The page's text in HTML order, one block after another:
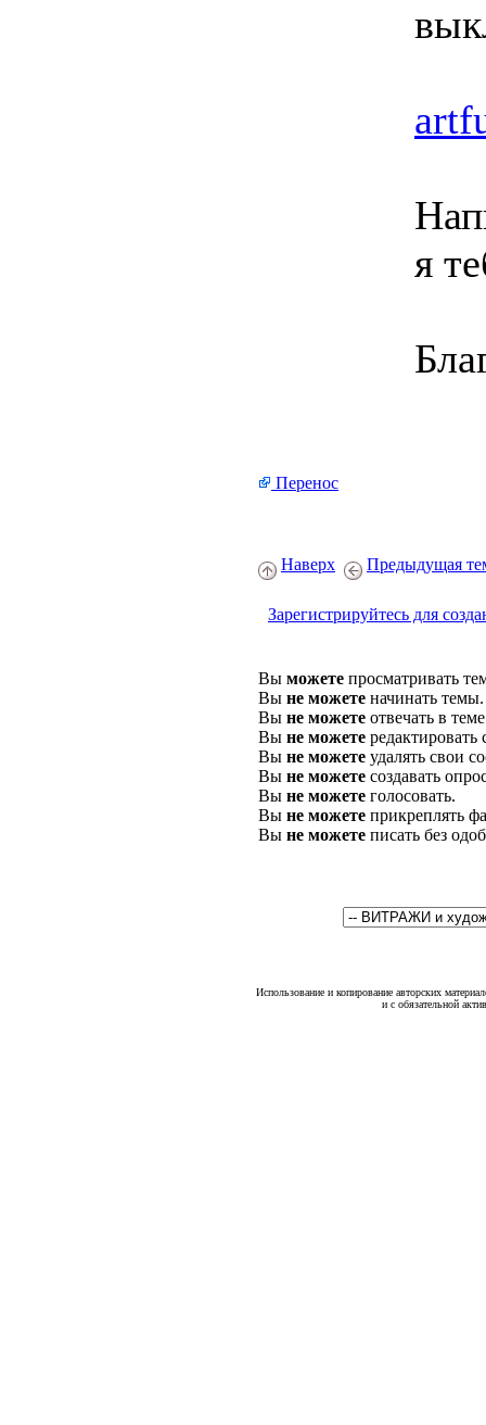
я
Перенос
Наверх Предыдущая
Зарегистрируйтесь для
Вы можете просматривать
Вы не можете начинать темы.
Вы не можете отвечать в
Вы не можете
Вы не можете удалять свои
Вы не можете создавать
Вы не можете голосовать.
Вы не можете прикреплять
Вы не можете писать без
Использование и копирование авторских
и с обязательной